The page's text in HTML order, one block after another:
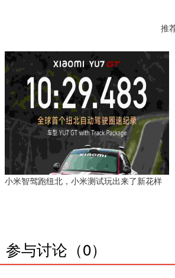
推
小米智驾跑纽北，小米测试玩出来了新花样
参与讨论（0）